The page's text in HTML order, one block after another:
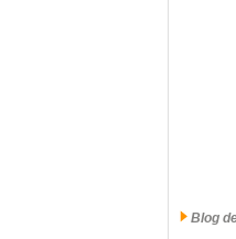
Blog